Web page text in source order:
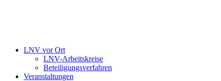
LNV vor Ort
LNV-Arbeitskreise
Beteiligungsverfahren
Veranstaltungen